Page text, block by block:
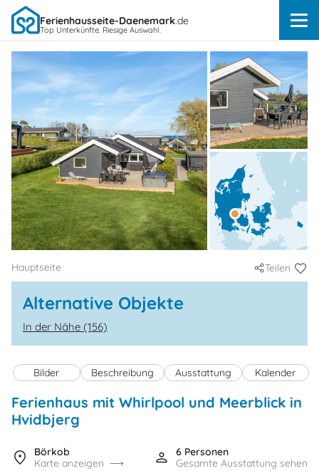
Ferienhausseite-Daenemark.de
Top Unterkünfte. Riesige Auswahl.
Hauptseite Teilen
Alternative Objekte
In der Nähe (156)
Bilder Beschreibung Ausstattung Kalender
Ferienhaus mit Whirlpool und Meerblick in
Hvidbjerg
Börkob
Karte anzeigen
6 Personen
Gesamte Ausstattung sehen